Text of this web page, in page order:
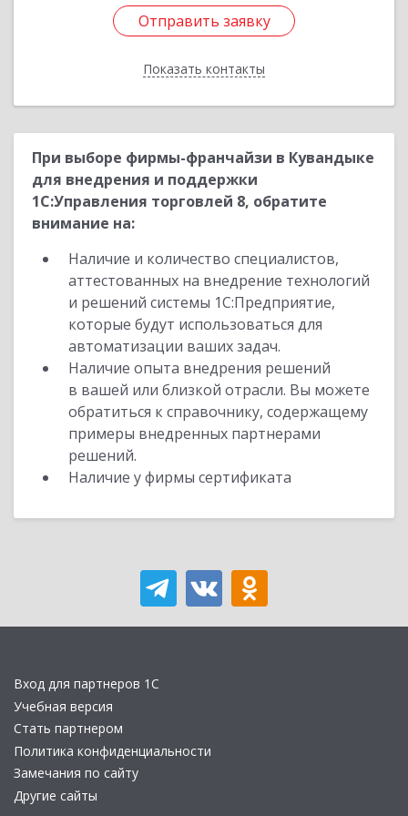
Отправить заявку
Показать контакты
Отправить заявку
Назад
При выборе фирмы-франчайзи в Кувандыке
для внедрения и поддержки
1С:Управления торговлей 8, обратите
внимание на:
Наличие и количество специалистов,
аттестованных на внедрение технологий
и решений системы 1С:Предприятие,
которые будут использоваться для
автоматизации ваших задач.
Наличие опыта внедрения решений
в вашей или близкой отрасли. Вы можете
обратиться к справочнику, содержащему
примеры внедренных партнерами
решений.
Наличие у фирмы сертификата
Вход для партнеров 1С
Учебная версия
Стать партнером
Политика конфиденциальности
Замечания по сайту
Другие сайты